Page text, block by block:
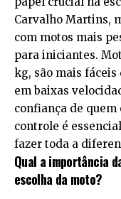
Carvalho Martins,
com motos mais
para iniciantes.
kg, são mais
em baixas
confiança de quem
controle é
fazer toda a
Qual a importância
escolha da moto?